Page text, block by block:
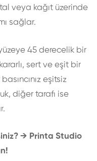
veya kağıt üzerinde
sağlar.
45 derecelik bir
sert ve eşit bir
eşitsiz
diğer tarafı ise
→ Printa Studio